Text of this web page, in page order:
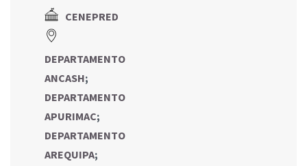
CENEPRED
DEPARTAMENTO
ANCASH;
DEPARTAMENTO
APURIMAC;
DEPARTAMENTO
AREQUIPA;